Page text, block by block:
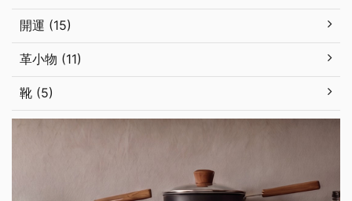
開運 (15)
革小物 (11)
靴 (5)